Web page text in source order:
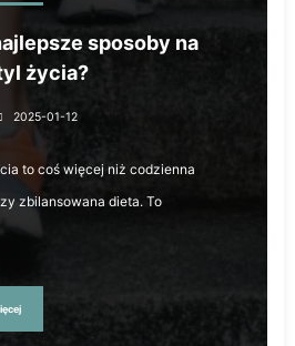
sposoby na
życia?
2025-01-12
to coś więcej niż codzienna
zbilansowana dieta. To